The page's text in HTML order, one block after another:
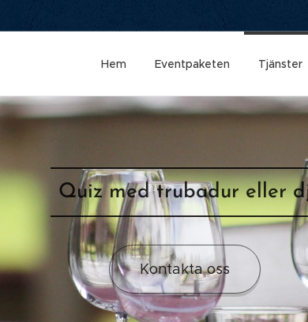
Hem Eventpaketen Tjänster
Quiz med trubadur eller
Kontakta oss